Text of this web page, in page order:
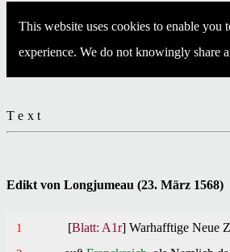
This website uses cookies to enable
experience. We do not knowingly share
Text
Edikt von Longjumeau (23. März 1568)
1 [Blatt: A1r]WarhafftigeNeue